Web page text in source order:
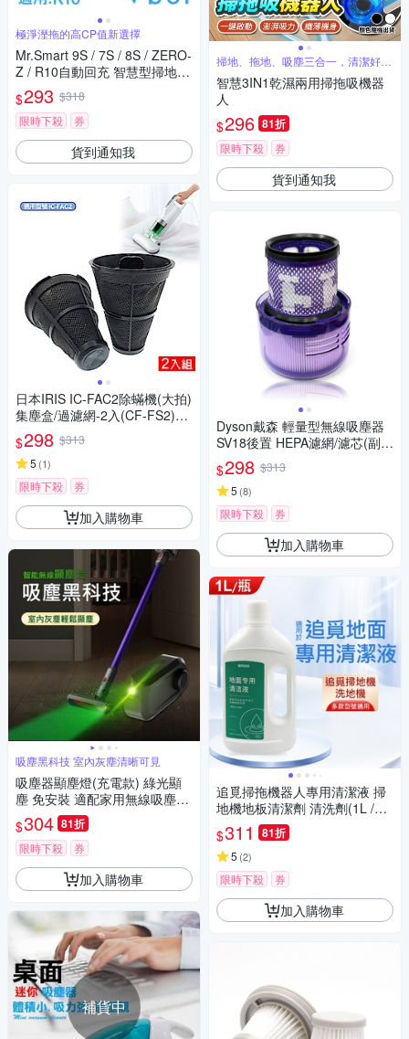
極淨溼拖的高CP值新選擇
Mr.Smart 9S / 7S / 8S / ZERO-
Z / R10自動回充 智慧型掃地機
器人專用 刷頭(4入)
$293 $318
限時下殺
券
貨到通知我
日本IRIS IC-FAC2除蟎機(大拍)
集塵盒/過濾網-2入(CF-FS2)副
廠
$298 $313
5 (1)
限時下殺 券
加入購物車
吸塵黑科技 室內灰塵清晰可見
吸塵器顯塵燈(充電款) 綠光顯
塵 免安裝 適配家用無線吸塵器/
洗地機 戴森/小米
$304 81折
限時下殺 券
加入購物車
補貨中
掃地、拖地、吸塵三合一，清潔好幫
手
智慧3IN1乾濕兩用掃拖吸機器
人
$296 81折
限時下殺 券
貨到通知我
Dyson戴森 輕量型無線吸塵器
SV18後置 HEPA濾網/濾芯(副
廠) 適用Digital Slim Fluffy Extr
a
$298 $313
5 (8)
限時下殺 券
加入購物車
追覓掃拖機器人專用清潔液 掃
地機地板清潔劑 清洗劑(1L /副
廠)
$311 81折
5 (2)
限時下殺 券
加入購物車